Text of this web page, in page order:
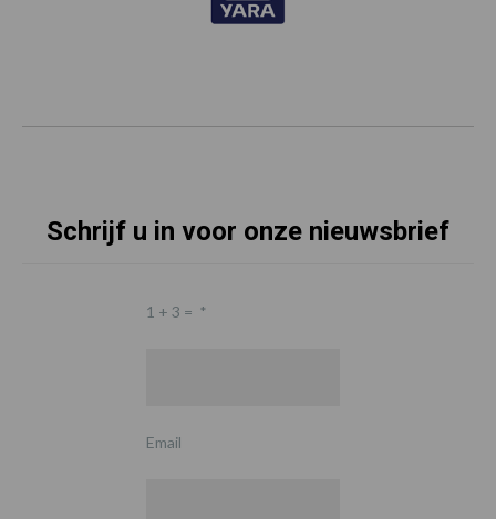
Schrijf u in voor onze nieuwsbrief
1 + 3 = *
Email